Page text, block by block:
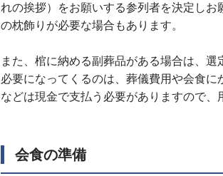
れの挨拶）をお願いする参列者を決定し
の枕飾りが必要な場合もあります。
また、棺に納める副葬品がある場合は、
必要になってくるのは、葬儀費用や会食
などは現金で支払う必要がありますので、
会食の準備